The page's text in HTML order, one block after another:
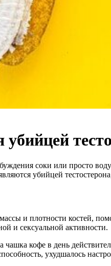
соки или просто
убийцей
и плотности костей,
и сексуальной активности.
кофе в день
ухудшалось